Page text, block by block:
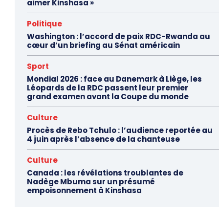
aimer Kinshasa »
Politique
Washington : l’accord de paix RDC-Rwanda au
cœur d’un briefing au Sénat américain
Sport
Mondial 2026 : face au Danemark à Liège, les
Léopards de la RDC passent leur premier
grand examen avant la Coupe du monde
Culture
Procès de Rebo Tchulo : l’audience reportée au
4 juin après l’absence de la chanteuse
Culture
Canada : les révélations troublantes de
Nadège Mbuma sur un présumé
empoisonnement à Kinshasa